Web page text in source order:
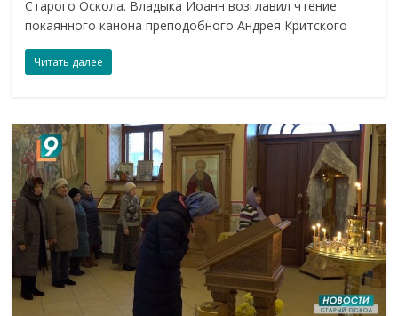
Старого Оскола. Владыка Иоанн возглавил чтение
покаянного канона преподобного Андрея Критского
Читать далее